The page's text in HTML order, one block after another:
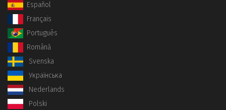
Español
Français
Português
Română
Svenska
Українська
Nederlands
Polski